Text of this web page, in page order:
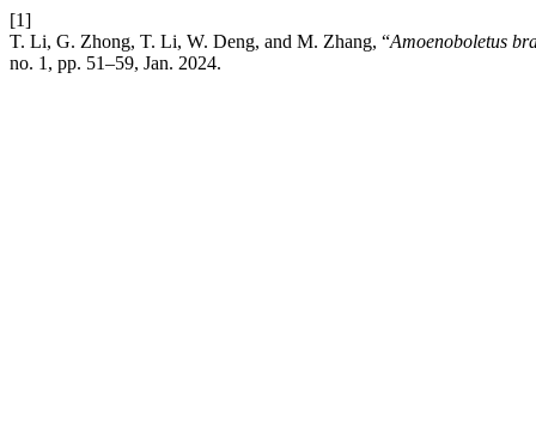
[1]
T. Li, G. Zhong, T. Li, W. Deng, and M. Zhang, “Amoenoboletus
no. 1, pp. 51–59, Jan. 2024.